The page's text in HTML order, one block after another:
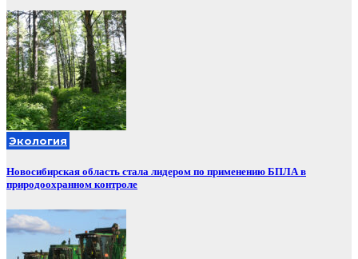
Экология
Новосибирская область стала лидером по применению БПЛА в
природоохранном контроле